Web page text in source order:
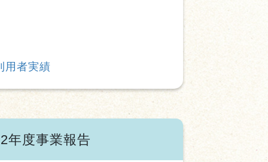
用者実績
年度事業報告